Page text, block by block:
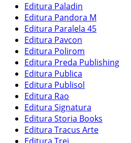
Editura Paladin
Editura Pandora M
Editura Paralela 45
Editura Pavcon
Editura Polirom
Editura Preda Publishing
Editura Publica
Editura Publisol
Editura Rao
Editura Signatura
Editura Storia Books
Editura Tracus Arte